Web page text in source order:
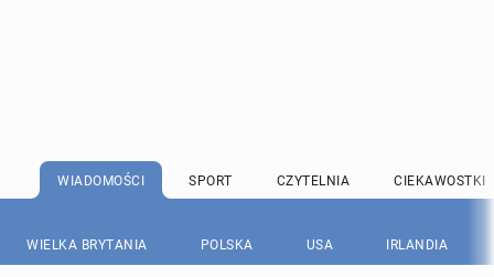
WIADOMOŚCI SPORT CZYTELNIA CIEKAWOSTKI
WIELKA BRYTANIA POLSKA USA IRLANDIA